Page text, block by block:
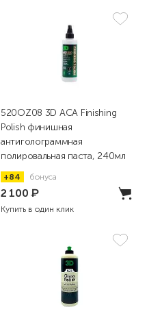
520OZ08 3D ACA Finishing
Polish финишная
антиголограммная
полировальная паста, 240мл
+84 бонуса
2 100₽
Купить в один клик